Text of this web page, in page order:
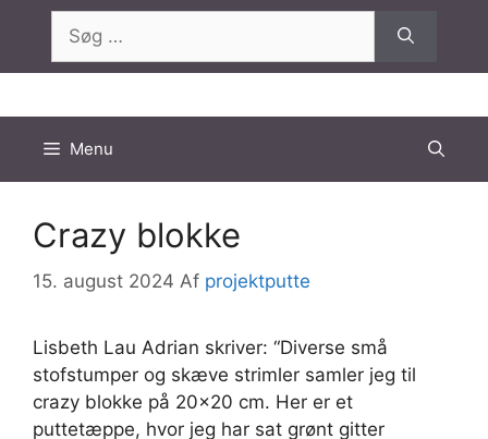
indhold
efter:
Menu
Crazy blokke
15. august 2024 Af projektputte
Lisbeth Lau Adrian skriver: “Diverse små
stofstumper og skæve strimler samler jeg til
crazy blokke på 20×20 cm. Her er et
puttetæppe, hvor jeg har sat grønt gitter